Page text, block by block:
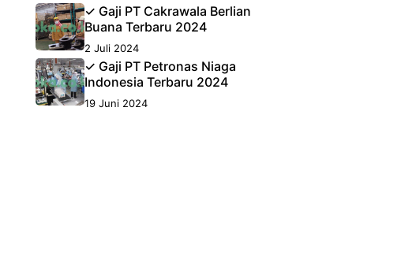
✓ Gaji PT Cakrawala Berlian
Buana Terbaru 2024
2 Juli 2024
✓ Gaji PT Petronas Niaga
Indonesia Terbaru 2024
19 Juni 2024